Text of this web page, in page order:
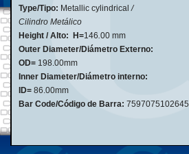
Type/Tipo: Metallic cylindrical /
Cilindro Metálico
Height / Alto:
H=146.00 mm
Outer Diameter/Diámetro Externo:
OD= 198.00mm
Inner Diameter/Diámetro interno:
ID= 86.00mm
Bar Code/Código de Barra: 7597075102645